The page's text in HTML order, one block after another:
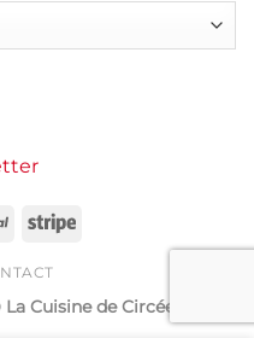
PayPal Stripe
La Cuisine de Circée